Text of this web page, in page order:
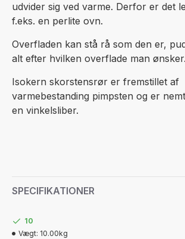
udvider sig ved varme. Derfor er det
f.eks. en perlite ovn.
Overfladen kan stå rå som den er,
alt efter hvilken overflade man ønsker.
Isokern skorstensrør er fremstillet af
varmebestanding pimpsten og er
en vinkelsliber.
SPECIFIKATIONER
10
Vægt: 10.00kg